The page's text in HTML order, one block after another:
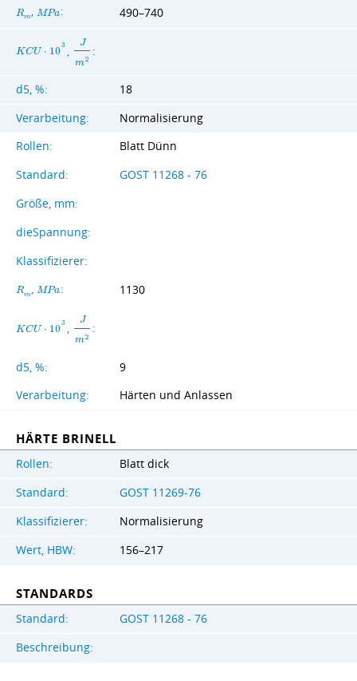
Rm, MPa: 490–740
KCU ⋅ 10
3
J
m2
:
d5, %:
18
Verarbeitung:
Normalisierung
Rollen:
Blatt Dünn
Standard:
GOST 11268 - 76
Größe, mm:
dieSpannung:
Klassifizierer:
Rm , MPa: 1130
KCU ⋅ 10
3
J
m2
:
d5, %:
9
Verarbeitung:
Härten und Anlassen
HÄRTE BRINELL
Rollen:
Blatt dick
Standard:
GOST 11269-76
Klassifizierer:
Normalisierung
Wert, HBW:
156–217
STANDARDS
Standard:
GOST 11268 - 76
Beschreibung: